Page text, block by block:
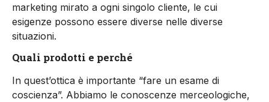
marketing mirato a ogni singolo cliente, le cui
esigenze possono essere diverse nelle diverse
situazioni.
Quali prodotti e perché
In quest’ottica è importante “fare un esame di
coscienza”. Abbiamo le conoscenze merceologiche,